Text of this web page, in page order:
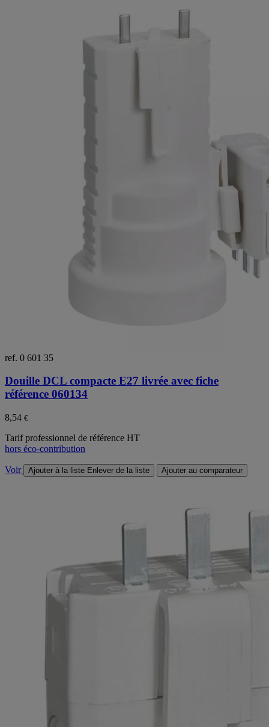
ref. 0 601 35
Douille DCL compacte E27 livrée avec fiche
référence 060134
8,54 €
Tarif professionnel de référence HT
hors éco-contribution
Voir Ajouter à la liste Enlever de la liste Ajouter au comparateur